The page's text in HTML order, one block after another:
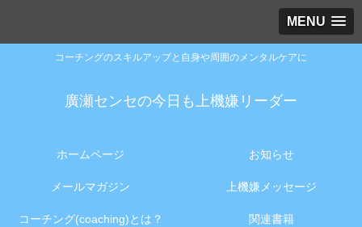
MENU
コーチングのスキルアップと自身や周囲のメンタルケアに
廣瀬センセの今日も上機嫌リーダー
ホームページ お知らせ
メールマガジン 上機嫌メッセージ
コーチング(coaching)とは？ 関連書籍